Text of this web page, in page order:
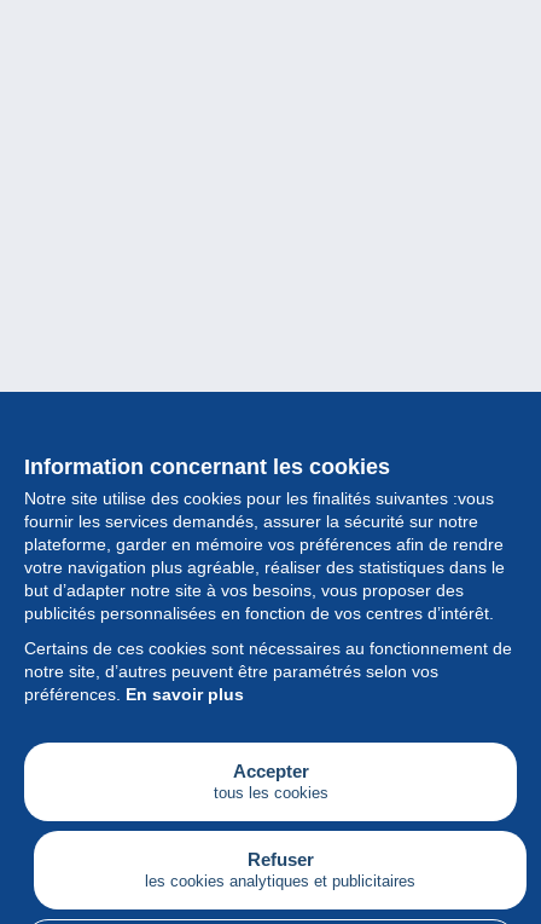
Information concernant les cookies
Notre site utilise des cookies pour les finalités suivantes :vous
fournir les services demandés, assurer la sécurité sur notre
plateforme, garder en mémoire vos préférences afin de rendre
votre navigation plus agréable, réaliser des statistiques dans le
but d’adapter notre site à vos besoins, vous proposer des
publicités personnalisées en fonction de vos centres d’intérêt.
Certains de ces cookies sont nécessaires au fonctionnement de
notre site, d’autres peuvent être paramétrés selon vos
préférences. En savoir plus
Accepter
tous les cookies
Refuser
les cookies analytiques et publicitaires
Collection
Actualités
Fonctionnalités
Société
Services
Articles
Français